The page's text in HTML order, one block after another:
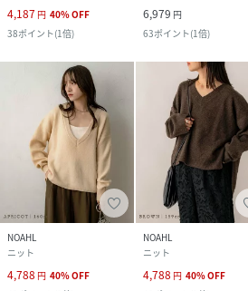
4,187 円 40%OFF
38ポイント(1倍)
6,979 円
63ポイント(1倍)
NOAHL
ニット
4,788 円 40%OFF
NOAHL
ニット
4,788 円 40%OFF